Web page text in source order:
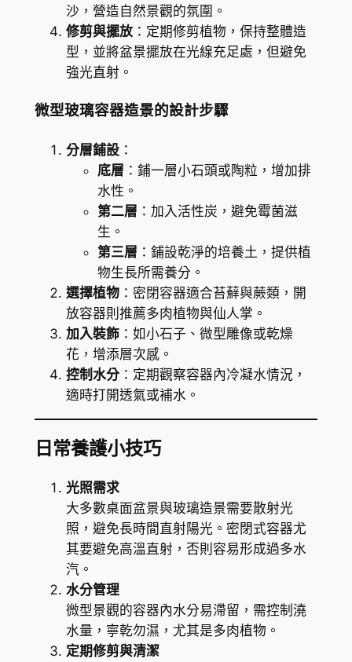
沙，營造自然景觀的氛圍。
修剪與擺放：定期修剪植物，保持整體造
型，並將盆景擺放在光線充足處，但避免
強光直射。
微型玻璃容器造景的設計步驟
分層鋪設：
底層 ：鋪一層小石頭或陶粒，增加排
水性。
第二層 ：加入活性炭，避免霉菌滋
生。
第三層 ：鋪設乾淨的培養土，提供植
物生長所需養分。
選擇植物：密閉容器適合苔蘚與蕨類，開
放容器則推薦多肉植物與仙人掌。
加入裝飾：如小石子、微型雕像或乾燥
花，增添層次感。
控制水分：定期觀察容器內冷凝水情況，
適時打開透氣或補水。
日常養護小技巧
光照需求
大多數桌面盆景與玻璃造景需要散射光
照，避免長時間直射陽光。密閉式容器尤
其要避免高溫直射，否則容易形成過多水
汽。
水分管理
微型景觀的容器內水分易滯留，需控制澆
水量，寧乾勿濕，尤其是多肉植物。
定期修剪與清潔